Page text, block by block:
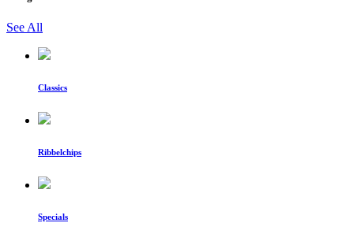
See All
Classics
Ribbelchips
Specials